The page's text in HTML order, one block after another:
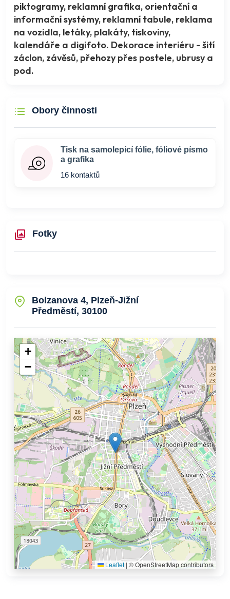
piktogramy, reklamní grafika, orientační a
informační systémy, reklamní tabule, reklama
na vozidla, letáky, plakáty, tiskoviny,
kalendáře a digifoto. Dekorace interiéru - šití
záclon, závěsů, přehozy přes postele, ubrusy a
pod.
Obory činnosti
Tisk na samolepicí fólie, fóliové písmo
a grafika
16 kontaktů
Fotky
Bolzanova 4, Plzeň-Jižní
Předměstí, 30100
+
−
Leaflet | © OpenStreetMap contributors